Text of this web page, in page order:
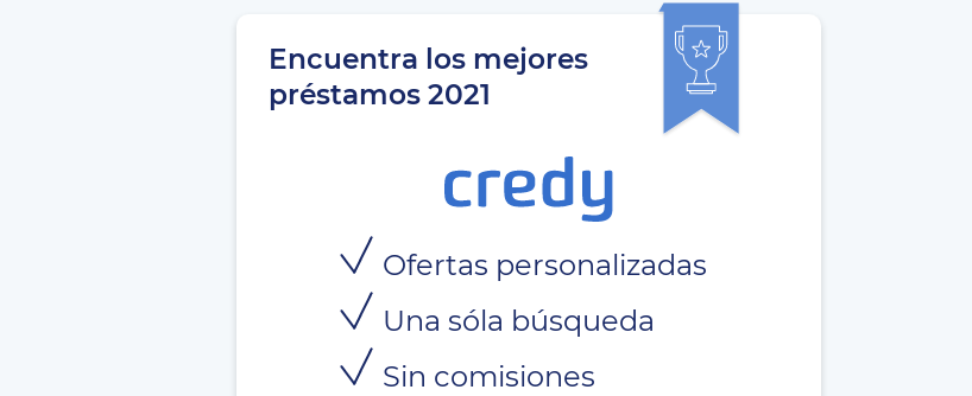
Encuentra los mejores
préstamos 2021
Ofertas personalizadas
Una sóla búsqueda
Sin comisiones